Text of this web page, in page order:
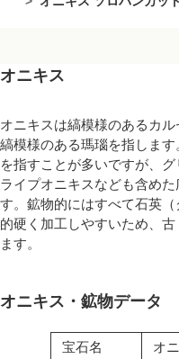
オニキス
オニキスは縞模様のあるカ
縞模様のある瑪瑙を指しま
を指すことが多いですが、
ライプオニキスなども含め
す。鉱物的にはすべて石英
的硬く加工しやすいため、
ます。
オニキス・鉱物データ
宝石名 オ